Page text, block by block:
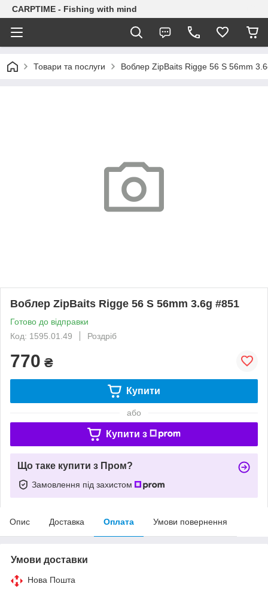
CARPTIME - Fishing with mind
Товари та послуги Воблер ZipBaits Rigge 56 S 56mm
Воблер ZipBaits Rigge 56 S 56mm 3.6g #851
Готово до відправки
Код: 1595.01.49
Роздріб
770 ₴
Купити
або
Купити з
Що таке купити з Пром?
Замовлення під захистом
Опис Доставка Оплата Умови повернення
Умови доставки
Нова Пошта